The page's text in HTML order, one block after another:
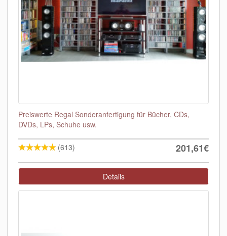
Preiswerte Regal Sonderanfertigung für Bücher, CDs,
DVDs, LPs, Schuhe usw.
(613) 201,61€
Details